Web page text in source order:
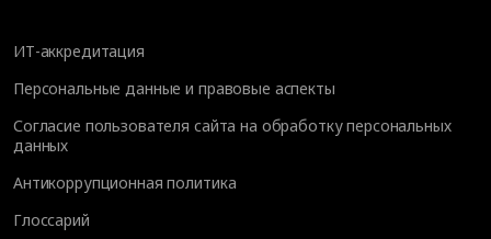
ИТ-аккредитация
Персональные данные и правовые аспекты
Согласие пользователя сайта на обработку персональных
данных
Антикоррупционная политика
Глоссарий